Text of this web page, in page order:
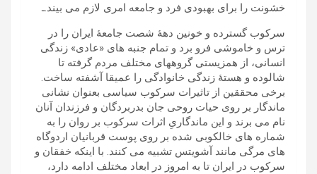
خشونت را برای بهبودی فرد و جامعه امری لازم می بیند.ـ
سرکوب گسترده و خونین دهۀ شصت جامعۀ ایران را در
ترس و خاموشی فرو برد و تمام جنبه های «عادی» زندگی
انسانی، از همزیستی گروههای مختلف مردم گرفته تا
شالوده و هستۀ زندگی خانوادگی را عمیقا آشفته ساخت.
برخی محققین از تاثیرات سرکوب سیاسی بعنوان نشانی
ماندگار بر روی حیات روحی جان بدربردگان و فرزندان آنان
نام می برند و این ماندگاریِ اثرات سرکوب بر روان را به
شماره های خالکوبی شده بر روی پوست قربانیان اردوگاه
های مرگی مانند آشویتس تشبیه می کنند. با اینکه خفقان و
سرکوب در ایران تا به امروز در ابعاد مختلف ادامه دارد،